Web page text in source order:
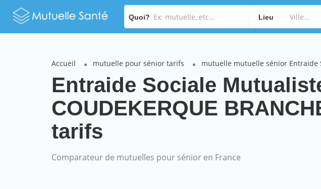
Quoi? Lieu
Accueil mutuelle pour sénior tarifs mutuelle mutuelle sénior Entraide
Entraide Sociale
COUDEKERQUE
tarifs
Comparateur de mutuelles pour sénior en France